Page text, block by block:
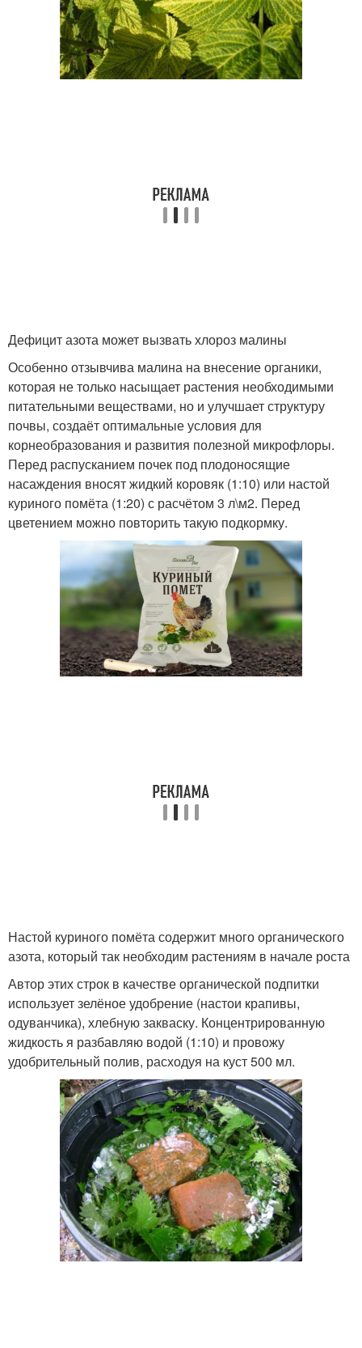
Дефицит азота может вызвать хлороз малины
Особенно отзывчива малина на внесение органики,
которая не только насыщает растения необходимыми
питательными веществами, но и улучшает структуру
почвы, создаёт оптимальные условия для
корнеобразования и развития полезной микрофлоры.
Перед распусканием почек под плодоносящие
насаждения вносят жидкий коровяк (1:10) или настой
куриного помёта (1:20) с расчётом 3 л\м2. Перед
цветением можно повторить такую подкормку.
Настой куриного помёта содержит много органического
азота, который так необходим растениям в начале роста
Автор этих строк в качестве органической подпитки
использует зелёное удобрение (настои крапивы,
одуванчика), хлебную закваску. Концентрированную
жидкость я разбавляю водой (1:10) и провожу
удобрительный полив, расходуя на куст 500 мл.